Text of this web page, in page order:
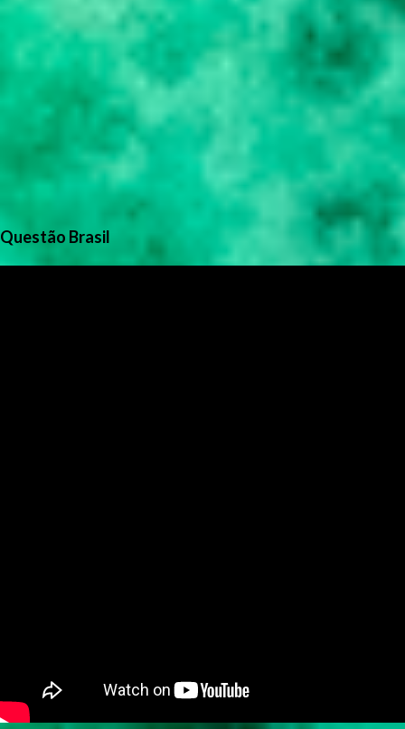
Questão Brasil